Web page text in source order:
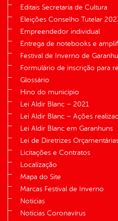
Editais Secretaria de Cultura
Eleições Conselho Tutelar
Empreendedor individual
Entrega de notebooks e
Festival de Inverno de
Formulário de inscrição para
Glossário
Hino do município
Lei Aldir Blanc – 2021
Lei Aldir Blanc – Ações
Lei Aldir Blanc em Garanhuns
Lei de Diretrizes
Licitações e Contratos
Localização
Mapa do Site
Marcas Festival de Inverno
Notícias
Notícias Coronavírus